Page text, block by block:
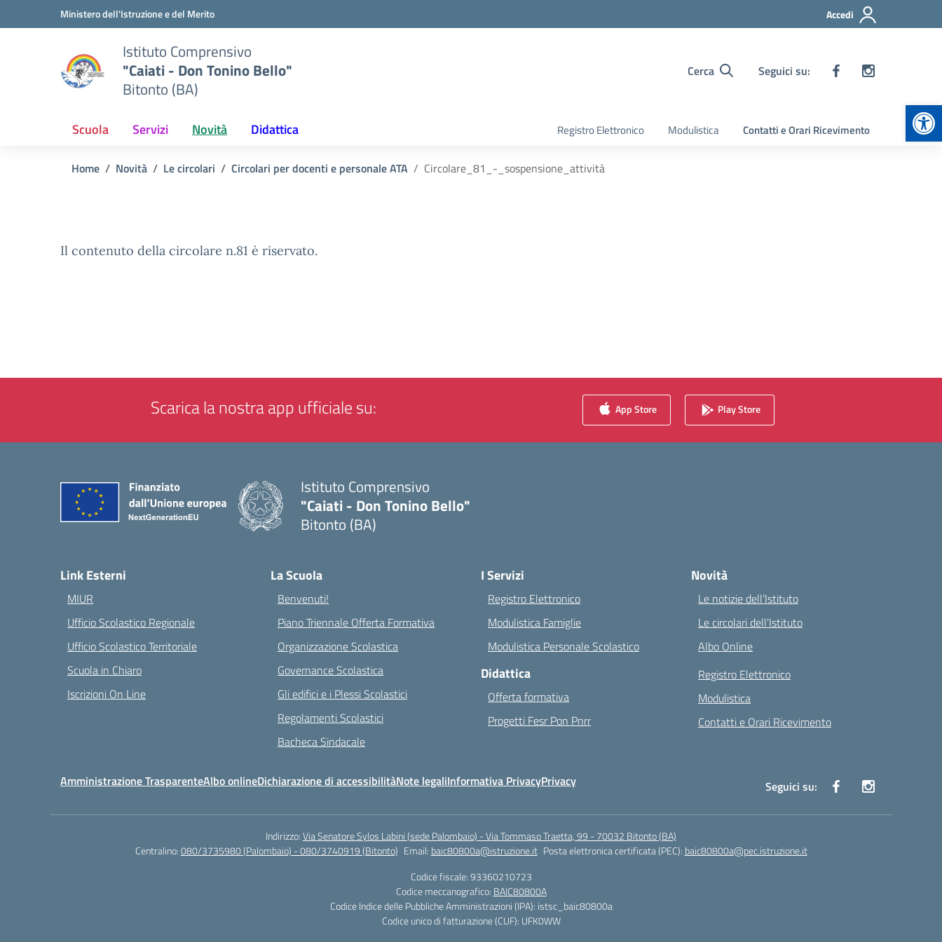
Vai ai contenuti
Vai al menu di navigazioneMinistero dell'Istruzione e del Merito Accedi
Istituto Comprensivo
"Caiati - Don Tonino Bello"
Bitonto (BA)
Cerca Seguici su:
Scuola Servizi Novità Didattica Registro Elettronico Modulistica Contatti e Orari Ricevimento
Home Novità Le circolari Circolari per docenti e personale ATA Circolare_81_-_sospensione_attività
Il contenuto della circolare n.81 è riservato.
Scarica la nostra app ufficiale su: App Store Play Store
Istituto Comprensivo
"Caiati - Don Tonino Bello"
Bitonto (BA)
Link Esterni
MIUR
Ufficio Scolastico Regionale
Ufficio Scolastico Territoriale
Scuola in Chiaro
Iscrizioni On Line
La Scuola
Benvenuti!
Piano Triennale Offerta Formativa
Organizzazione Scolastica
Governance Scolastica
Gli edifici e i Plessi Scolastici
Regolamenti Scolastici
Bacheca Sindacale
I Servizi
Registro Elettronico
Modulistica Famiglie
Modulistica Personale Scolastico
Didattica
Offerta formativa
Progetti Fesr Pon Pnrr
Novità
Le notizie dell’Istituto
Le circolari dell’Istituto
Albo Online
Registro Elettronico
Modulistica
Contatti e Orari Ricevimento
Amministrazione TrasparenteAlbo onlineDichiarazione di accessibilitàNote legaliInformativa PrivacyPrivacy Seguici su:
Indirizzo:Via Senatore Sylos Labini (sede Palombaio) - Via Tommaso Traetta, 99 - 70032 Bitonto (BA)
Centralino:080/3735980 (Palombaio) - 080/3740919 (Bitonto) Email: baic80800a@istruzione.it Posta elettronica certificata (PEC): baic80800a@pec.istruzione.it
Codice fiscale: 93360210723
Codice meccanografico: BAIC80800A
Codice Indice delle Pubbliche Amministrazioni (IPA): istsc_baic80800a
Codice unico di fatturazione (CUF): UFK0WW